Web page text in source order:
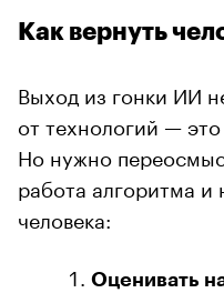
Как вернуть
Выход из гонки ИИ
от технологий —
Но нужно
работа алгоритма и
человека:
Оценивать